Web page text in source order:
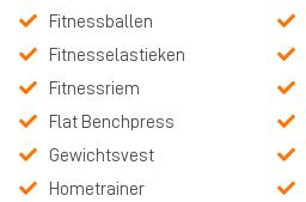
Fitnessballen
Fitnesselastieken
Fitnessriem
Flat Benchpress
Gewichtsvest
Hometrainer